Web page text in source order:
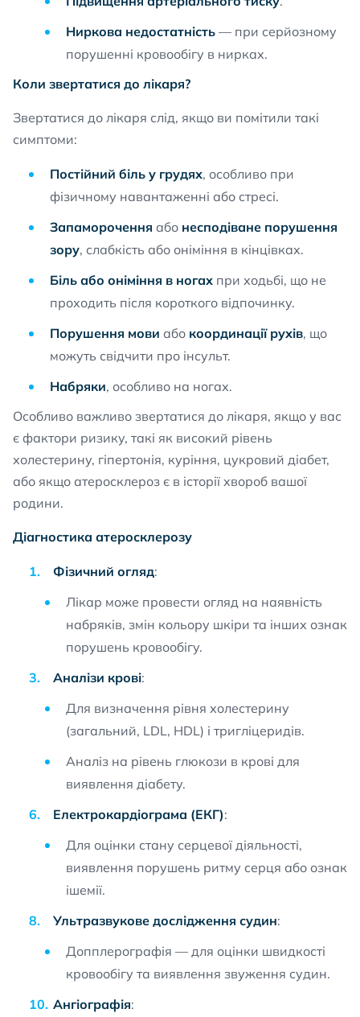
Ниркова недостатність — при серйозному
порушенні кровообігу в нирках.
Коли звертатися до лікаря?
Звертатися до лікаря слід, якщо ви помітили такі
симптоми:
Постійний біль у грудях, особливо при
фізичному навантаженні або стресі.
Запаморочення або несподіване порушення
зору, слабкість або оніміння в кінцівках.
Біль або оніміння в ногах при ходьбі, що не
проходить після короткого відпочинку.
Порушення мови або координації рухів, що
можуть свідчити про інсульт.
Набряки, особливо на ногах.
Особливо важливо звертатися до лікаря, якщо у вас
є фактори ризику, такі як високий рівень
холестерину, гіпертонія, куріння, цукровий діабет,
або якщо атеросклероз є в історії хвороб вашої
родини.
Діагностика атеросклерозу
Фізичний огляд:
Лікар може провести огляд на наявність
набряків, змін кольору шкіри та інших ознак
порушень кровообігу.
Аналізи крові:
Для визначення рівня холестерину
(загальний, LDL, HDL) і тригліцеридів.
Аналіз на рівень глюкози в крові для
виявлення діабету.
Електрокардіограма (ЕКГ):
Для оцінки стану серцевої діяльності,
виявлення порушень ритму серця або ознак
ішемії.
Ультразвукове дослідження судин:
Допплерографія — для оцінки швидкості
кровообігу та виявлення звуження судин.
Ангіографія: